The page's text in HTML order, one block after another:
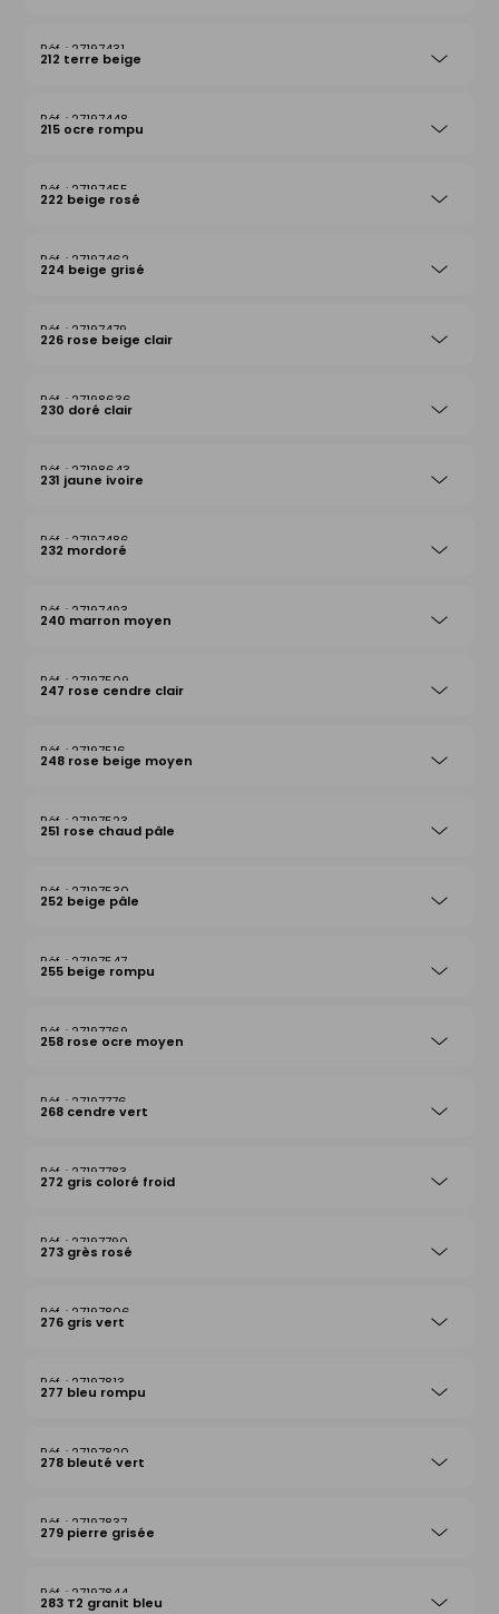
27197431
212 terre beige
27197448
215 ocre rompu
27197455
222 beige rosé
27197462
224 beige grisé
27197479
226 rose beige clair
27198636
230 doré clair
27198643
231 jaune ivoire
27197486
232 mordoré
27197493
240 marron moyen
27197509
247 rose cendre clair
27197516
248 rose beige moyen
27197523
251 rose chaud pâle
27197530
252 beige pâle
27197547
255 beige rompu
27197769
258 rose ocre moyen
27197776
268 cendre vert
27197783
272 gris coloré froid
27197790
273 grès rosé
27197806
276 gris vert
27197813
277 bleu rompu
27197820
278 bleuté vert
27197837
279 pierre grisée
27197844
283 T2 granit bleu